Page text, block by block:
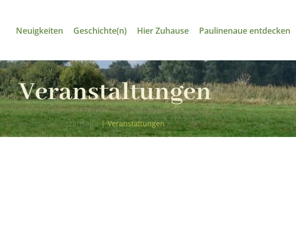
Neuigkeiten Geschichte(n) Hier Zuhause Paulinenaue entdecken
Veranstaltungen
Startseite | Veranstaltungen